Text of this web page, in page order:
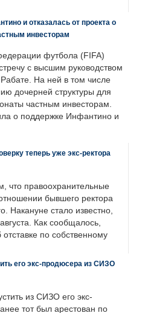
и отказалась от проекта о
инвесторам
футбола (FIFA)
с высшим руководством
На ней в том числе
дочерней структуры для
частным инвесторам.
о поддержке Инфантино и
теперь уже экс-ректора
что правоохранительные
бывшего ректора
Накануне стало известно,
Как сообщалось,
по собственному
его экс-продюсера из СИЗО
из СИЗО его экс-
тот был арестован по